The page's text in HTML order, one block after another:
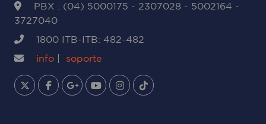
PBX : (04) 5000175 - 2307028 - 5002164 -
3727040
1800 ITB-ITB: 482-482
info
soporte